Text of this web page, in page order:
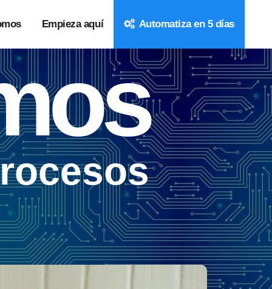
Empieza aquí Automatiza en 5 días